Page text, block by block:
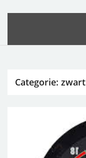
Categorie: zwart